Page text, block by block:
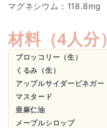
マグネシウム：118.8mg
材料（4人分）
ブロッコリー（生）
くるみ（生）
アップルサイダービネガー
マスタード
亜麻仁油
メープルシロップ